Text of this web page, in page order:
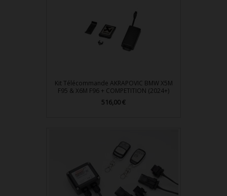
Kit Télécommande AKRAPOVIC BMW X5M
F95 & X6M F96 + COMPETITION (2024+)
Prix
516,00 €